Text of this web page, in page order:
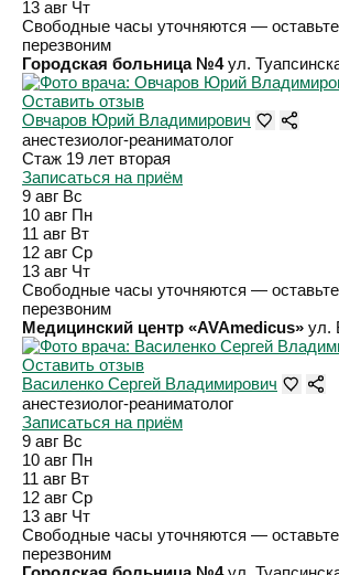
13 авг Чт
Свободные часы уточняются —
перезвоним
Городская больница №4 ул.
Оставить отзыв
Овчаров Юрий Владимирович
анестезиолог-реаниматолог
Стаж 19 лет вторая
Записаться на приём
9 авг Вс
10 авг Пн
11 авг Вт
12 авг Ср
13 авг Чт
Свободные часы уточняются —
перезвоним
Медицинский центр «AVAmedicus» ул.
Оставить отзыв
Василенко Сергей Владимирович
анестезиолог-реаниматолог
Записаться на приём
9 авг Вс
10 авг Пн
11 авг Вт
12 авг Ср
13 авг Чт
Свободные часы уточняются —
перезвоним